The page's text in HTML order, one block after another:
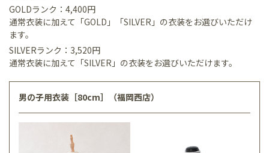
GOLDランク：4,400円
通常衣装に加えて「GOLD」「SILVER」の衣装をお選びいただけ
ます。
SILVERランク：3,520円
通常衣装に加えて「SILVER」の衣装をお選びいただけます。
男の子用衣装［80cm］（福岡西店）